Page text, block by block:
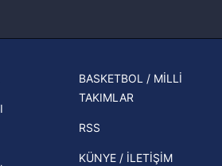
muhtemel rakibi belli oldu! Gornik
İspanya-Arjantin finalinin ardından
Beşiktaş'ın UEFA Avrupa Ligi'nde
Eleme Turu muhtemel rakipleri belli
BASKETBOL / MİLLİ
TAKIMLAR
RSS
KÜNYE / İLETİŞİM